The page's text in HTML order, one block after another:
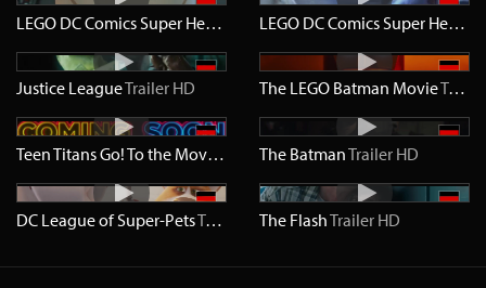
LEGO DC Comics Super Heroes: Justice League - Cosmic Clash LEGO DC Comics Super Heroes: Justice League - Gefängnisausbruch in Gotham City
Justice LeagueTrailer HD The LEGO Batman MovieTrailer
Teen Titans Go! To the Movies Trailer HD
The BatmanTrailer HD
DC League of Super-PetsTrailer HD
The FlashTrailer HD